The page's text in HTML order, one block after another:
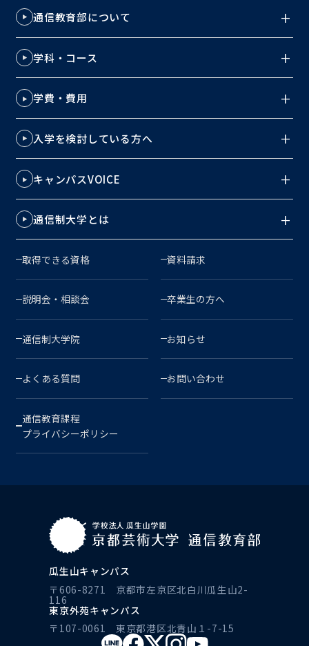
通信教育部について
学科・コース
学費・費用
入学を検討している方へ
キャンパスVOICE
通信制大学とは
取得できる資格 資料請求
説明会・相談会 卒業生の方へ
通信制大学院 お知らせ
よくある質問 お問い合わせ
通信教育課程
プライバシーポリシー
瓜生山キャンパス
〒606-8271 京都市左京区北白川瓜生山2-
116
東京外苑キャンパス
〒107-0061 東京都港区北青山１-7-15